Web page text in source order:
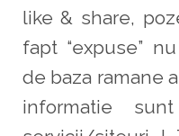
like & share,
fapt “expuse”
de baza ramane
informatie